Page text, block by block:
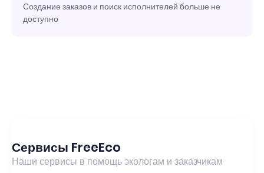
Создание заказов и поиск исполнителей больше не
доступно
Сервисы FreeEco
Наши сервисы в помощь экологам и заказчикам